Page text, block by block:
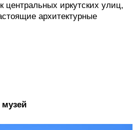
центральных иркутских улиц,
архитектурные
музей